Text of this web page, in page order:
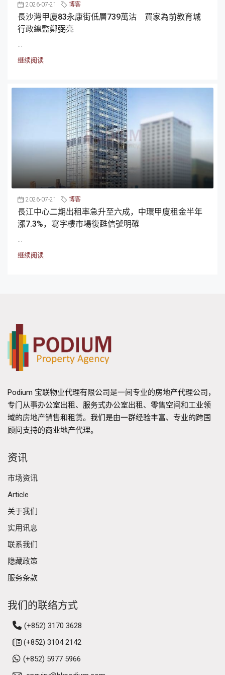
2026-07-21 博客
長沙灣甲廈83永康街低層739萬沽 買家為前教育城
行政總監鄭弼亮
继续阅读
2026-07-21 博客
長江中心二期出租率急升至六成，中環甲廈租金半年
漲7.3%，寫字樓市場復甦信號明確
继续阅读
Podium 宝联物业代理有限公司是一间专业的房地产代理公司，
专门从事办公室出租、服务式办公室出租、零售空间和工业领
域的房地产销售和租赁。我们是由一群经验丰富、专业的跨国
顾问支持的商业地产代理。
资讯
市场资讯
Article
关于我们
实用讯息
联系我们
隐藏政策
服务条款
我们的联络方式
(+852) 3170 3628
(+852) 3104 2142
(+852) 5977 5966